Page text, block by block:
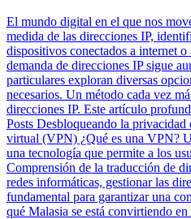
El mundo digital en el que nos
medida de las direcciones IP,
dispositivos conectados a internet
demanda de direcciones IP sigue
particulares exploran diversas
necesarios. Un método cada vez
direcciones IP. Este artículo
Posts Desbloqueando la
virtual (VPN) ¿Qué es una VPN?
una tecnología que permite a los
Comprensión de la traducción de
redes informáticas, gestionar las
fundamental para garantizar una
qué Malasia se está convirtiendo